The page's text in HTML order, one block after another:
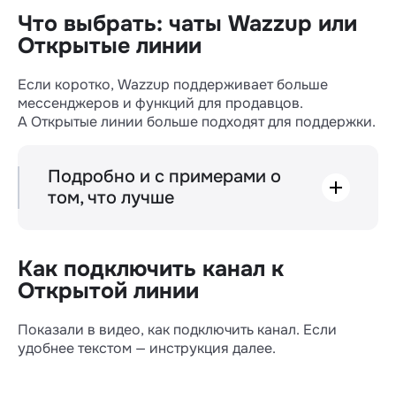
Как подключить канал к Открытой линии
Как настроить Открытую линию
Как убрать автоответ «Добро
Как написать первым через Открытые
линии
Как написать первым с канала
Как настроить автоматизацию в
Открытых линиях
Что выбрать: чаты Wazzup или
Открытые линии
Если коротко, Wazzup поддерживает больше
мессенджеров и функций для продавцов.
А Открытые линии больше подходят для поддержки.
Подробно и с примерами о
том, что лучше
клиент его сообщение, чтобы знать, как
действовать дальше. Wazzup поддерживает
все статусы мессенджеров, а Открытые
Как подключить канал к
Открытой линии
Показали в видео, как подключить канал. Если
удобнее текстом — инструкция далее.